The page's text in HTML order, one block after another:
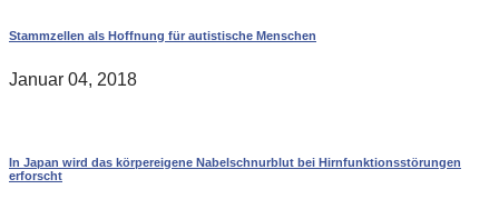
Stammzellen als Hoffnung für autistische Menschen
Januar 04, 2018
In Japan wird das körpereigene Nabelschnurblut bei Hirnfunktionsstörungen
erforscht